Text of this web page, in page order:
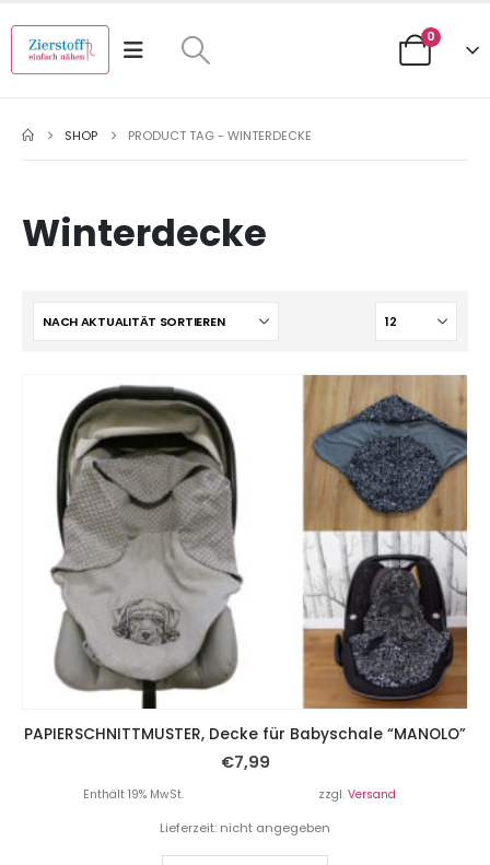
0
SHOP PRODUCT TAG -WINTERDECKE
Winterdecke
PAPIERSCHNITTMUSTER, Decke für Babyschale “MANOLO”
€7,99
Enthält 19% MwSt. zzgl. Versand
Lieferzeit: nicht angegeben